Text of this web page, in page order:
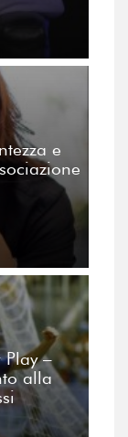
e
–
alla